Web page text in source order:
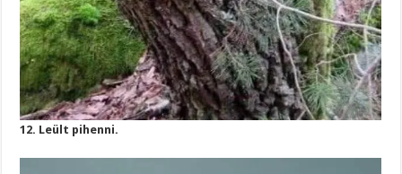
12. Leült pihenni.